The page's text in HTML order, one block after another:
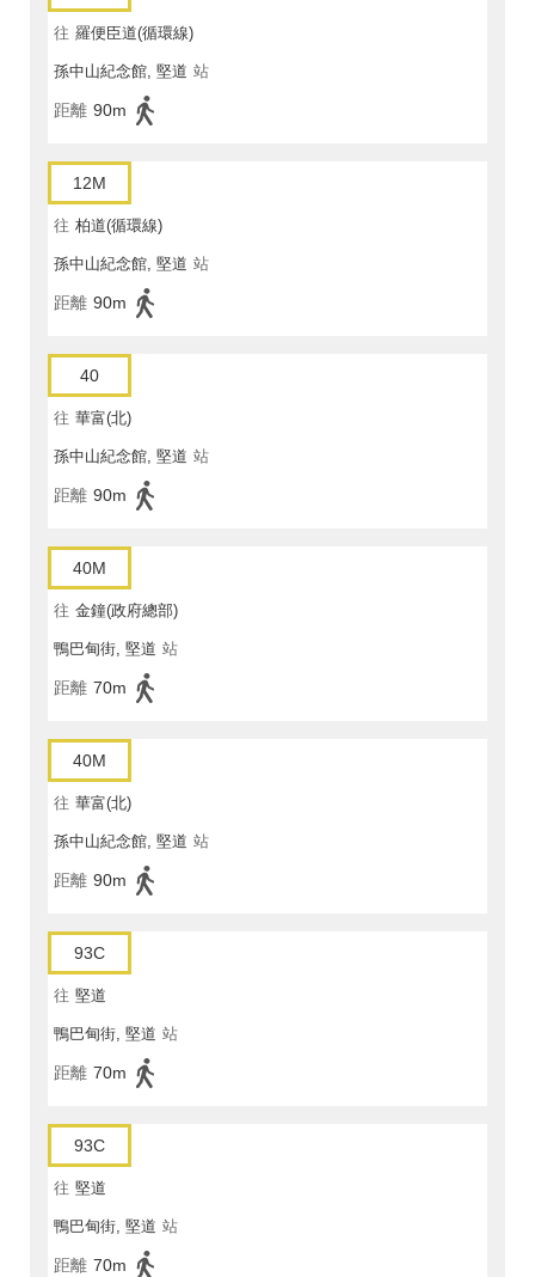
往 羅便臣道(循環線)
孫中山紀念館, 堅道 站
距離 90m
12M
往 柏道(循環線)
孫中山紀念館, 堅道 站
距離 90m
40
往 華富(北)
孫中山紀念館, 堅道 站
距離 90m
40M
往 金鐘(政府總部)
鴨巴甸街, 堅道 站
距離 70m
40M
往 華富(北)
孫中山紀念館, 堅道 站
距離 90m
93C
往 堅道
鴨巴甸街, 堅道 站
距離 70m
93C
往 堅道
鴨巴甸街, 堅道 站
距離 70m